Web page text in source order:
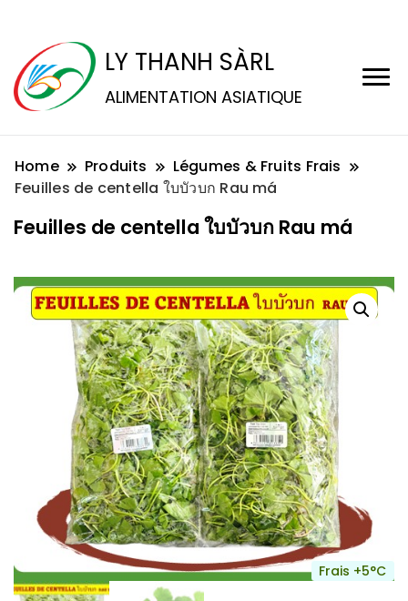
LY THANH SÀRL
ALIMENTATION ASIATIQUE
Home Produits
Légumes & Fruits Frais
Feuilles de centella ใบบัวบก Rau má
Feuilles de centella ใบบัวบก Rau má
Frais +5°C